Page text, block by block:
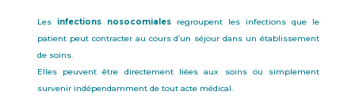
Les infections nosocomialesregroupent les infections que le
patient peut contracter au cours d’un séjour dans un établissement
de soins.
Elles peuvent être directement liées aux soins ou simplement
survenir indépendamment de tout acte médical.